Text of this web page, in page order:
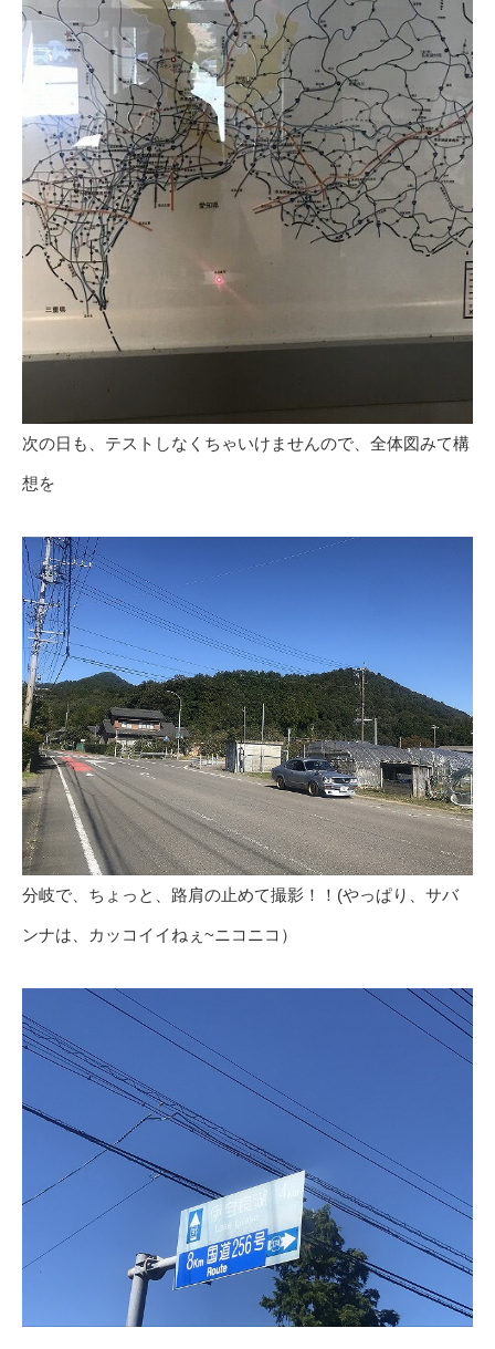
次の日も、テストしなくちゃいけませんので、全体図みて構
想を
分岐で、ちょっと、路肩の止めて撮影！！(やっぱり、サバ
ンナは、カッコイイねぇ~ニコニコ）